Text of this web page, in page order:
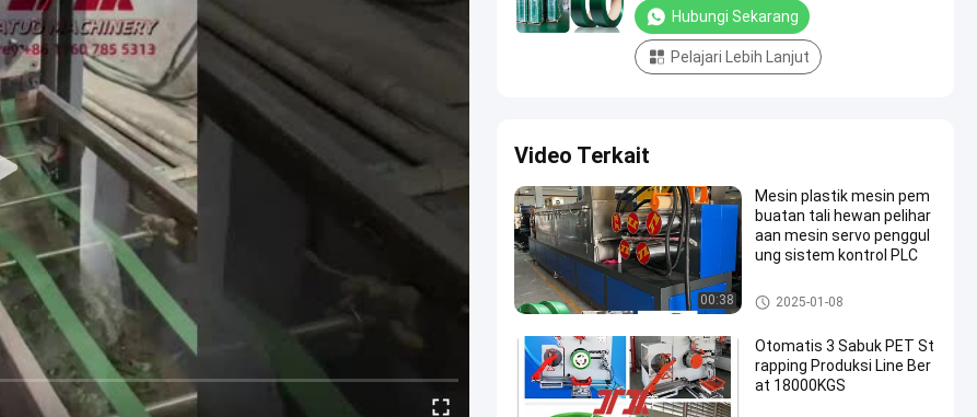
Hubungi Sekarang
Pelajari Lebih Lanjut
Video Terkait
00:38
Mesin plastik mesin pem
buatan tali hewan pelihar
aan mesin servo penggul
ung sistem kontrol PLC
Mesin Pembuat Tali PET
2025-01-08
Otomatis 3 Sabuk PET St
rapping Produksi Line Ber
at 18000KGS